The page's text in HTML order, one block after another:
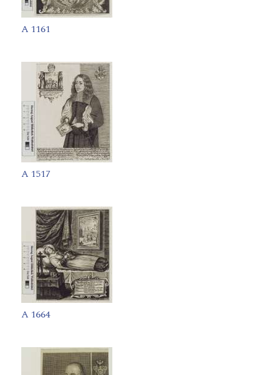
A 1161
A 1517
A 1664